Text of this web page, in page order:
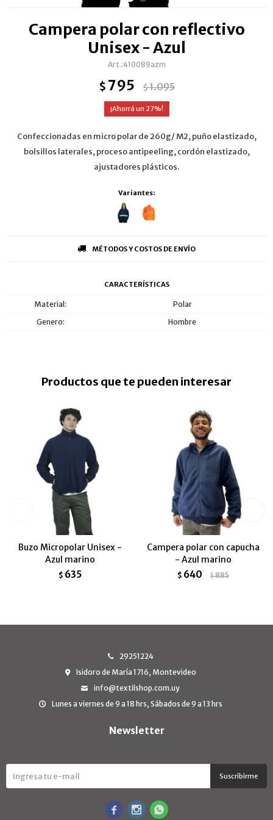
Campera polar con reflectivo
Unisex - Azul
410089azm
$ 795 $1.095
27
Confeccionadas en micro polar de 260g/ M2, puño elastizado,
bolsillos laterales, proceso antipeeling, cordón elastizado,
ajustadores plásticos.
Variantes:
MÉTODOS Y COSTOS DE ENVÍO
CARACTERÍSTICAS
Material
Polar
Genero
Hombre
Productos que te pueden interesar
Buzo Micropolar Unisex -
Azul marino
$ 635
Campera polar con capucha
- Azul marino
$ 640 $885
29251224
Isidoro de María 1716, Montevideo
info@textilshop.com.uy
Lunes a viernes de 9 a 18 hrs, Sábados de 9 a 13 hrs
Newsletter
Suscribirme
  